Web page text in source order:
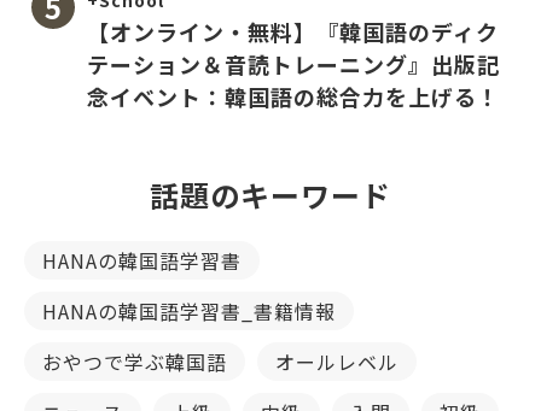
【オンライン・無料】『韓国語のディク
テーション＆音読トレーニング』出版記
念イベント：韓国語の総合力を上げる！
話題のキーワード
HANAの韓国語学習書
HANAの韓国語学習書_書籍情報
おやつで学ぶ韓国語
オールレベル